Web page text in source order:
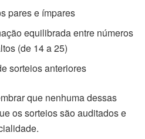
pares e ímpares
equilibrada entre números
(de 14 a 25)
sorteios anteriores
que nenhuma dessas
os sorteios são auditados e